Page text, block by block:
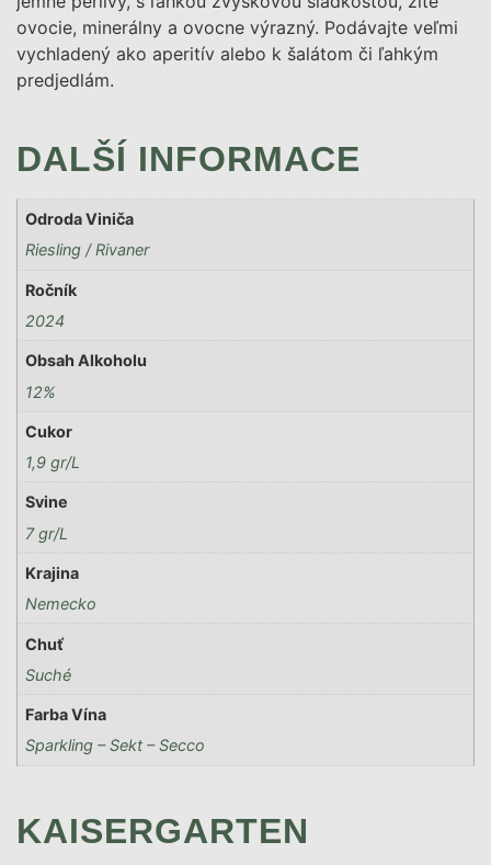
ovocie, minerálny a ovocne výrazný. Podávajte veľmi
vychladený ako aperitív alebo k šalátom či ľahkým
predjedlám.
DALŠÍ INFORMACE
Odroda Viniča
Riesling / Rivaner
Ročník
2024
Obsah Alkoholu
12%
Cukor
1,9 gr/L
Svine
7 gr/L
Krajina
Nemecko
Chuť
Suché
Farba Vína
Sparkling – Sekt – Secco
KAISERGARTEN